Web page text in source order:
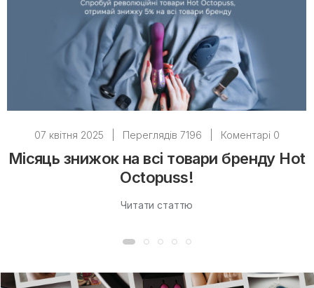
07 квітня 2025 Переглядів 7196 Коментарі 0
Місяць знижок на всі товари бренду Hot
Octopuss!
Читати статтю